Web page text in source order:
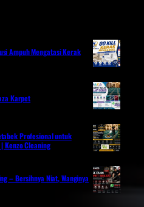
Ampuh Mengatasi Kerak
Karpet
Profesional untuk
Kenzo Cleaning
– Bersihnya Niat, Wanginya